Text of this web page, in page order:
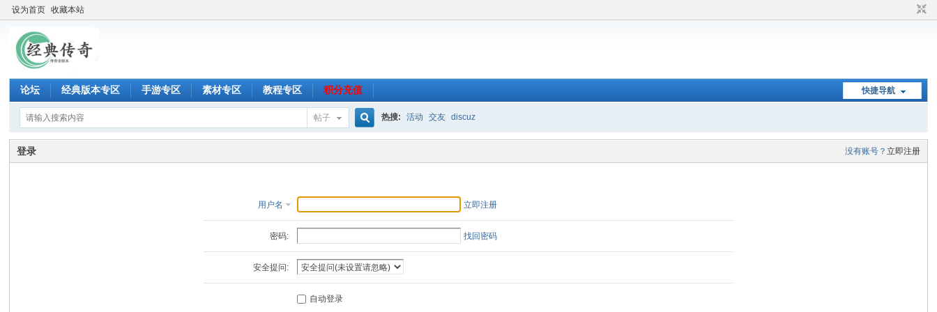
设为首页 收藏本站
快捷导航
论坛 经典版本专区 手游专区 素材专区 教程专区 积分充值
帖子
搜
索
热搜: 活动 交友 discuz
没有账号？ 立即注册
登录
用户名 立即注册
密码: 找回密码
安全提问:
自动登录